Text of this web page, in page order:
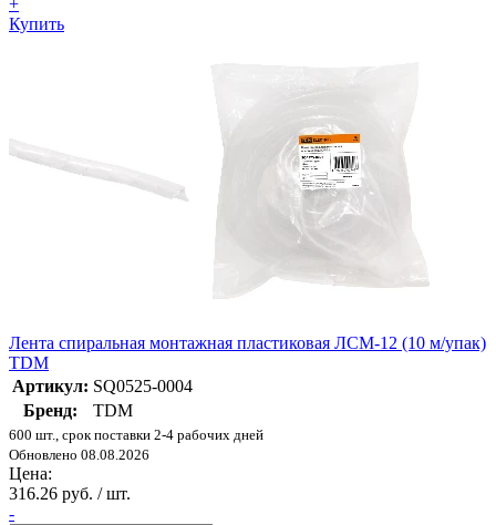
+
Купить
Лента спиральная монтажная пластиковая ЛСМ-12 (10 м/упак)
TDM
Артикул: SQ0525-0004
Бренд:
TDM
600 шт., срок поставки 2-4 рабочих дней
Обновлено 08.08.2026
Цена:
316.26 руб. / шт.
-